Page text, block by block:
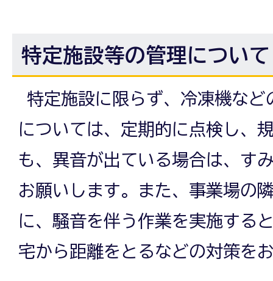
特定施設等の管理について
特定施設に限らず、冷凍機など
については、定期的に点検し、
も、異音が出ている場合は、す
お願いします。また、事業場の
に、騒音を伴う作業を実施する
宅から距離をとるなどの対策を